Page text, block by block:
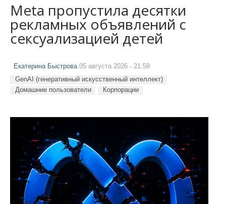
Meta пропустила десятки
рекламных объявлений с
сексуализацией детей
Екатерина Быстрова05 августа 2026 - 21:59
GenAI (генеративный искусственный интеллект)
Домашние пользователи
Корпорации